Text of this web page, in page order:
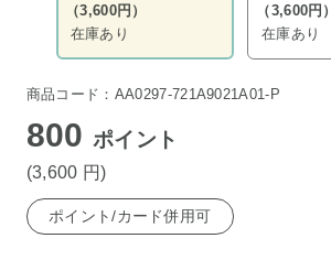
（3,600円）
在庫あり
（3,600円）
在庫あり
商品コード：AA0297-721A9021A01-P
800ポイント
(3,600 円)
ポイント/カード併用可